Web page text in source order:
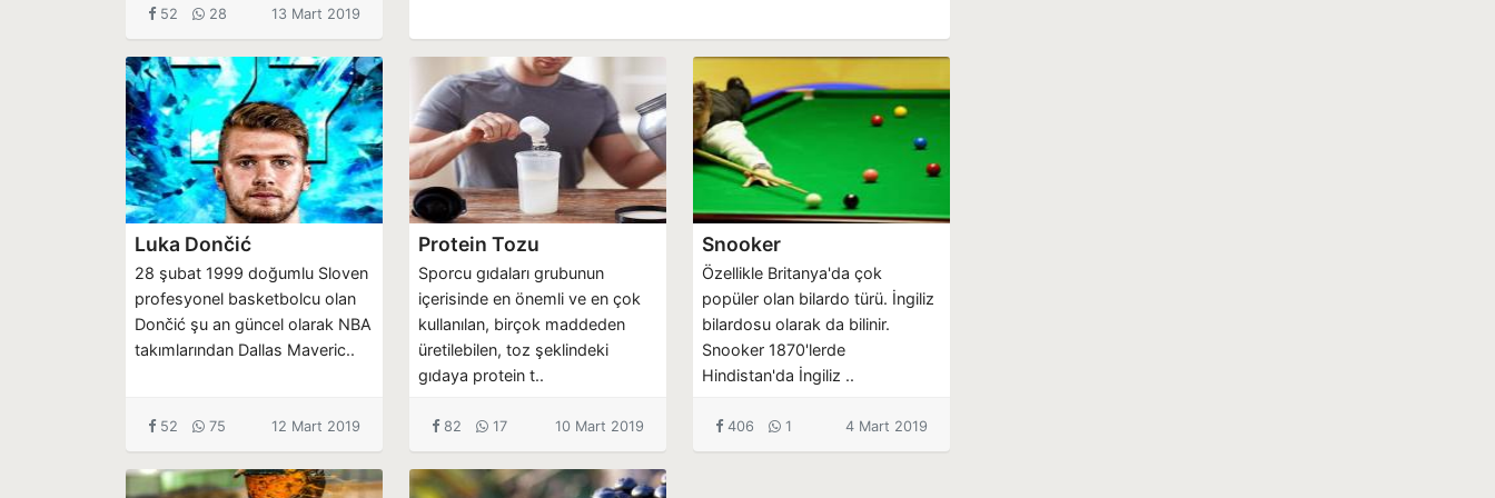
52 28 13 Mart 2019
Luka Dončić
28 şubat 1999 doğumlu Sloven
profesyonel basketbolcu olan
Dončić şu an güncel olarak NBA
takımlarından Dallas Maveric..
52 75 12 Mart 2019
Protein Tozu
Sporcu gıdaları grubunun
içerisinde en önemli ve en çok
kullanılan, birçok maddeden
üretilebilen, toz şeklindeki
gıdaya protein t..
82 17 10 Mart 2019
Snooker
Özellikle Britanya'da çok
popüler olan bilardo türü. İngiliz
bilardosu olarak da bilinir.
Snooker 1870'lerde
Hindistan'da İngiliz ..
406 1 4 Mart 2019